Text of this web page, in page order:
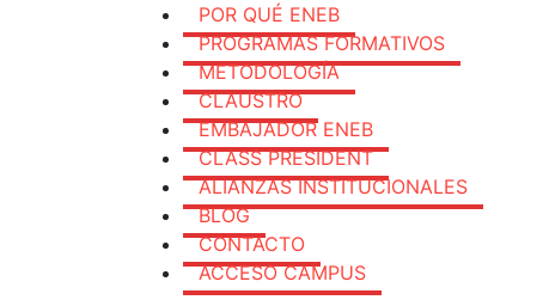
POR QUÉ ENEB
PROGRAMAS FORMATIVOS
METODOLOGÍA
CLAUSTRO
EMBAJADOR ENEB
CLASS PRESIDENT
ALIANZAS INSTITUCIONALES
BLOG
CONTACTO
ACCESO CAMPUS